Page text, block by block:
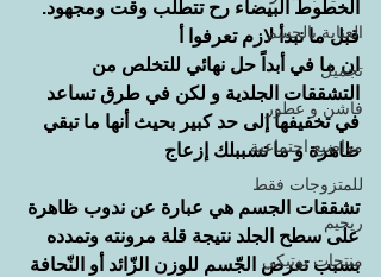
العناية بالجسم
تجميل
فاشن و عطور
مواضيع اجتماعية
للمتزوجات فقط
ريجيم
منتجات بوتيكي
الخطوط البيضاء رح تتطلب وقت ومجهود.
قبل ما نبدأ لازم تعرفوا أ
ان ما في أبداً حل نهائي للتخلص من
التشققات الجلدية و لكن في طرق تساعد
في تخفيفها إلى حد كبير بحيث أنها ما تبقي
ظاهرة و ما تسببلك إزعاج
تشققات الجسم هي عبارة عن ندوب ظاهرة
على سطح الجلد نتيجة قلة مرونته وتمدده
بسبب تعرض الجّسم للوزن الزّائد أو النّحافة